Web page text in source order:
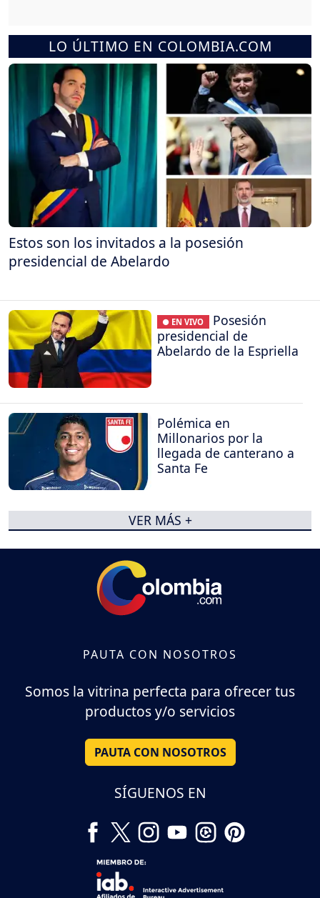
LO ÚLTIMO EN COLOMBIA.COM
Estos son los invitados a la posesión
presidencial de Abelardo
● EN VIVO
Posesión
presidencial de
Abelardo de la Espriella
Polémica en
Millonarios por la
llegada de canterano a
Santa Fe
VER MÁS +
PAUTA CON NOSOTROS
Somos la vitrina perfecta para ofrecer tus
productos y/o servicios
PAUTA CON NOSOTROS
SÍGUENOS EN